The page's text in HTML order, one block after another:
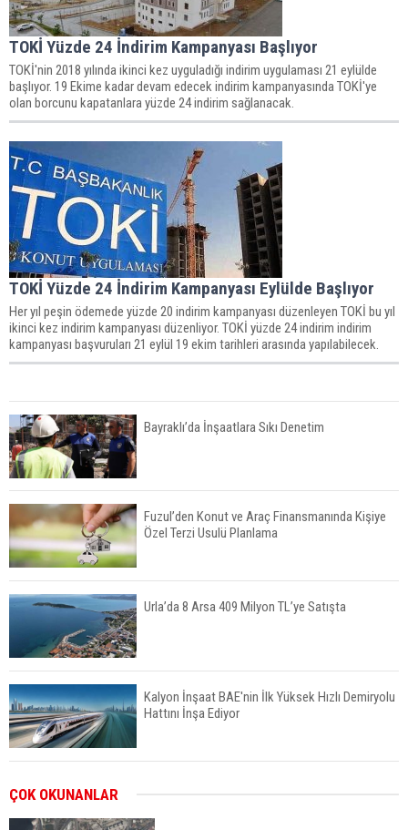
TOKİ Yüzde 24 İndirim Kampanyası Başlıyor
TOKİ'nin 2018 yılında ikinci kez uyguladığı indirim uygulaması 21 eylülde
başlıyor. 19 Ekime kadar devam edecek indirim kampanyasında TOKİ'ye
olan borcunu kapatanlara yüzde 24 indirim sağlanacak.
TOKİ Yüzde 24 İndirim Kampanyası Eylülde Başlıyor
Her yıl peşin ödemede yüzde 20 indirim kampanyası düzenleyen TOKİ bu yıl
ikinci kez indirim kampanyası düzenliyor. TOKİ yüzde 24 indirim indirim
kampanyası başvuruları 21 eylül 19 ekim tarihleri arasında yapılabilecek.
Bayraklı’da İnşaatlara Sıkı Denetim
Fuzul’den Konut ve Araç Finansmanında Kişiye
Özel Terzi Usulü Planlama
Urla’da 8 Arsa 409 Milyon TL’ye Satışta
Kalyon İnşaat BAE'nin İlk Yüksek Hızlı Demiryolu
Hattını İnşa Ediyor
ÇOK OKUNANLAR